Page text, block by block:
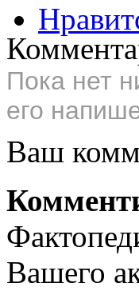
Пока нет
его
Ваш
Вашего